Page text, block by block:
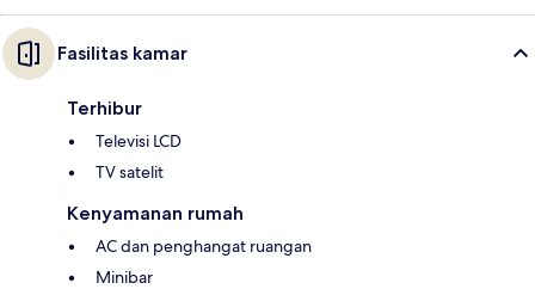
Fasilitas kamar
Terhibur
Televisi LCD
TV satelit
Kenyamanan rumah
AC dan penghangat ruangan
Minibar